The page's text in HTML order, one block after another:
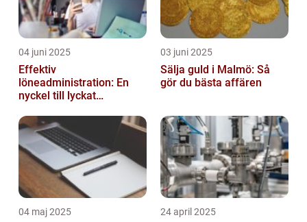
04 juni 2025
Effektiv
löneadministration: En
nyckel till lyckat
03 juni 2025
Sälja guld i Malmö: Så
gör du bästa affären
04 maj 2025 24 april 2025